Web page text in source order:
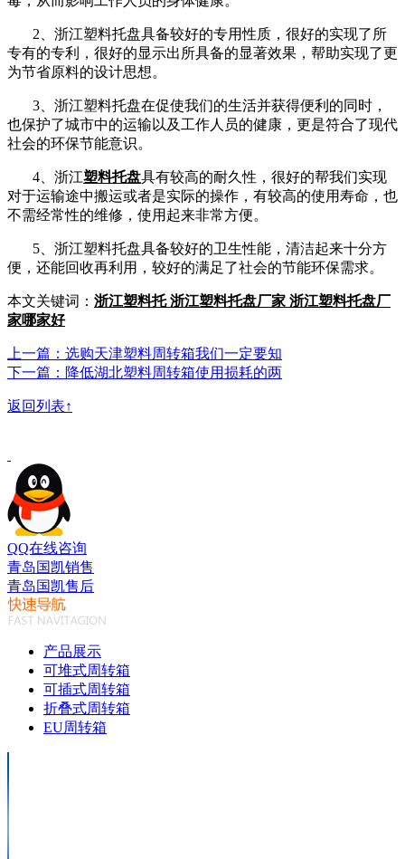
2 、浙江塑料托盘具备较好的专用性质，很好的实现了所
专有的专利，很好的显示出所具备的显著效果，帮助实现了更
为节省原料的设计思想。
3 、浙江塑料托盘在促使我们的生活并获得便利的同时，
也保护了城市中的运输以及工作人员的健康，更是符合了现代
社会的环保节能意识。
4 、浙江塑料托盘具有较高的耐久性，很好的帮我们实现
对于运输途中搬运或者是实际的操作，有较高的使用寿命，也
不需经常性的维修，使用起来非常方便。
5 、浙江塑料托盘具备较好的卫生性能，清洁起来十分方
便，还能回收再利用，较好的满足了社会的节能环保需求。
本文关键词： 浙江塑料托 浙江塑料托盘厂家 浙江塑料托盘厂
家哪家好
上一篇：选购天津塑料周转箱我们一定要知
下一篇：降低湖北塑料周转箱使用损耗的两
返回列表↑
QQ在线咨询
青岛国凯销售
青岛国凯售后
产品展示
可堆式周转箱
可插式周转箱
折叠式周转箱
EU周转箱